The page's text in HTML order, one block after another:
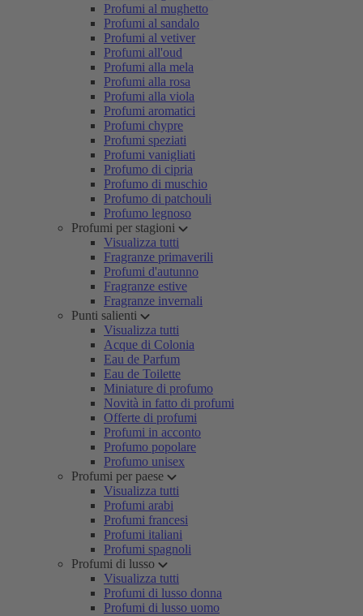
Profumi al mughetto
Profumi al sandalo
Profumi al vetiver
Profumi all'oud
Profumi alla mela
Profumi alla rosa
Profumi alla viola
Profumi aromatici
Profumi chypre
Profumi speziati
Profumi vanigliati
Profumo di cipria
Profumo di muschio
Profumo di patchouli
Profumo legnoso
Profumi per stagioni
Visualizza tutti
Fragranze primaverili
Profumi d'autunno
Fragranze estive
Fragranze invernali
Punti salienti
Visualizza tutti
Acque di Colonia
Eau de Parfum
Eau de Toilette
Miniature di profumo
Novità in fatto di profumi
Offerte di profumi
Profumi in acconto
Profumo popolare
Profumo unisex
Profumi per paese
Visualizza tutti
Profumi arabi
Profumi francesi
Profumi italiani
Profumi spagnoli
Profumi di lusso
Visualizza tutti
Profumi di lusso donna
Profumi di lusso uomo